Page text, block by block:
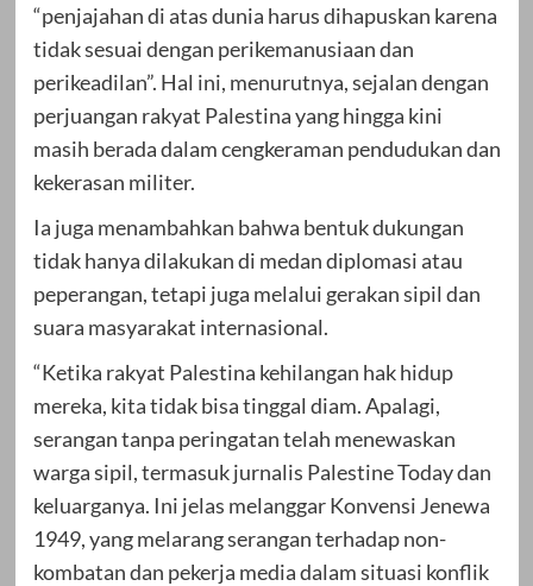
“penjajahan di atas dunia harus dihapuskan karena
tidak sesuai dengan perikemanusiaan dan
perikeadilan”. Hal ini, menurutnya, sejalan dengan
perjuangan rakyat Palestina yang hingga kini
masih berada dalam cengkeraman pendudukan dan
kekerasan militer.
Ia juga menambahkan bahwa bentuk dukungan
tidak hanya dilakukan di medan diplomasi atau
peperangan, tetapi juga melalui gerakan sipil dan
suara masyarakat internasional.
“Ketika rakyat Palestina kehilangan hak hidup
mereka, kita tidak bisa tinggal diam. Apalagi,
serangan tanpa peringatan telah menewaskan
warga sipil, termasuk jurnalis Palestine Today dan
keluarganya. Ini jelas melanggar Konvensi Jenewa
1949, yang melarang serangan terhadap non-
kombatan dan pekerja media dalam situasi konflik